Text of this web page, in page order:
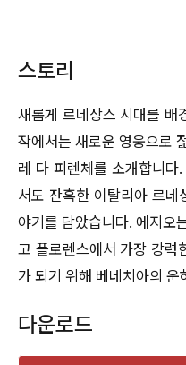
스토리
새롭게 르네상스 시대를
작에서는 새로운 영웅으로
레 다 피렌체를 소개합니
서도 잔혹한 이탈리아 르네
야기를 담았습니다. 에지오
고 플로렌스에서 가장 강력
가 되기 위해 베네치아의 운
다운로드